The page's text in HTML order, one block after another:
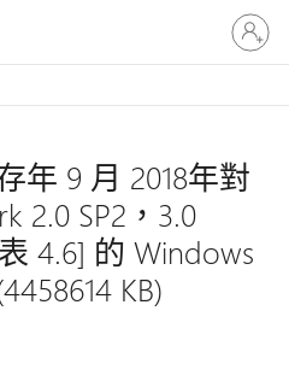
登
入
您
年 9 月 2018年對
2.0 SP2，3.0
4.6] 的 Windows
KB)